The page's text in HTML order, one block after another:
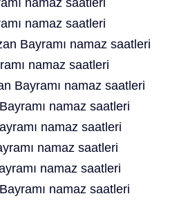
namaz saatleri
namaz saatleri
Bayramı namaz saatleri
namaz saatleri
Bayramı namaz saatleri
namaz saatleri
namaz saatleri
namaz saatleri
namaz saatleri
namaz saatleri